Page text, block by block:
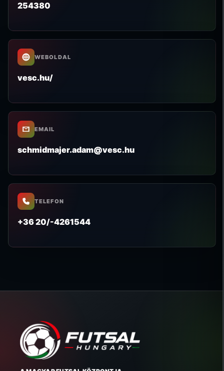
254380
WEBOLDAL
vesc.hu/
EMAIL
schmidmajer.adam@vesc.hu
TELEFON
+36 20/-4261544